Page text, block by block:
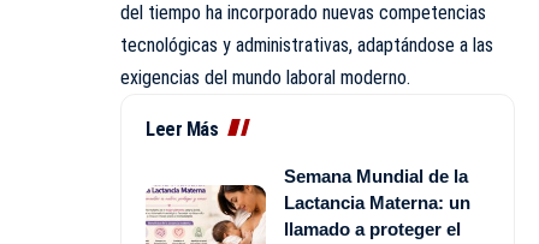
del tiempo ha incorporado nuevas competencias
tecnológicas y administrativas, adaptándose a las
exigencias del mundo laboral moderno.
Leer Más
Semana Mundial de la
Lactancia Materna: un
llamado a proteger el